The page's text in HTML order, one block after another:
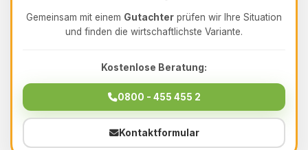
Gemeinsam mit einem Gutachter prüfen wir Ihre Situation
und finden die wirtschaftlichste Variante.
Kostenlose Beratung:
0800 - 455 455 2
Kontaktformular